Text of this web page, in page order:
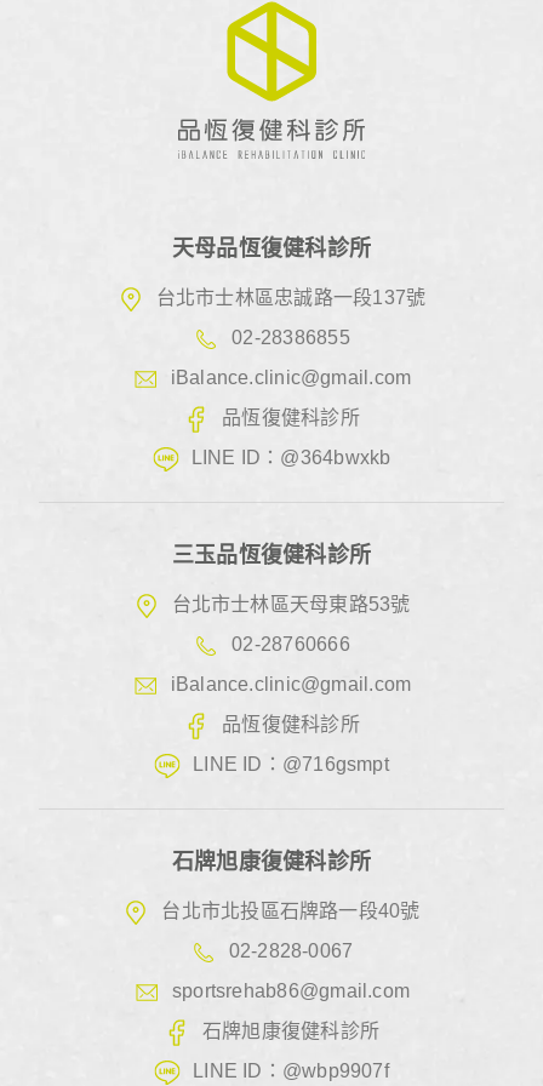
天母品恆復健科診所
台北市士林區忠誠路一段137號
02-28386855
iBalance.clinic@gmail.com
品恆復健科診所
LINE ID：@364bwxkb
三玉品恆復健科診所
台北市士林區天母東路53號
02-28760666
iBalance.clinic@gmail.com
品恆復健科診所
LINE ID：@716gsmpt
石牌旭康復健科診所
台北市北投區石牌路一段40號
02-2828-0067
sportsrehab86@gmail.com
石牌旭康復健科診所
LINE ID：@wbp9907f